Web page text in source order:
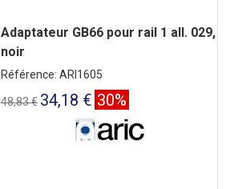
Adaptateur GB66 pour rail 1 all. 029,
noir
Référence: ARI1605
48,83 € 34,18 € 30%